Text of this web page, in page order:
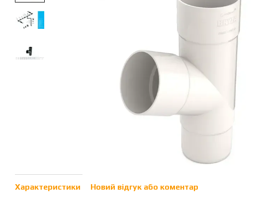
Характеристики Новий відгук або коментар